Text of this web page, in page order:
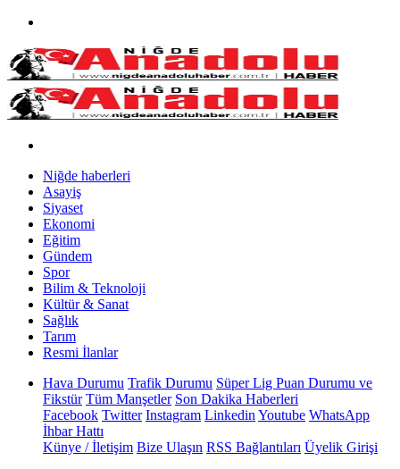
Niğde haberleri
Asayiş
Siyaset
Ekonomi
Eğitim
Gündem
Spor
Bilim & Teknoloji
Kültür & Sanat
Sağlık
Tarım
Resmi İlanlar
Hava Durumu Trafik Durumu Süper Lig Puan Durumu ve
Fikstür Tüm Manşetler Son Dakika Haberleri
Facebook Twitter Instagram Linkedin Youtube WhatsApp
İhbar Hattı
Künye / İletişim Bize Ulaşın RSS Bağlantıları Üyelik Girişi